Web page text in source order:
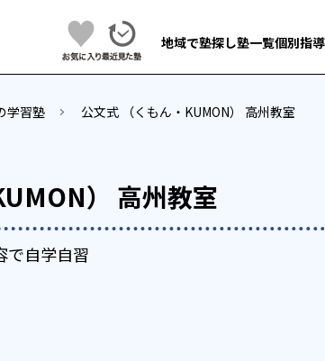
地域で塾探し塾一覧個別指
学習塾 公文式 （くもん・KUMON） 高州教室
） 高州教室
で自学自習